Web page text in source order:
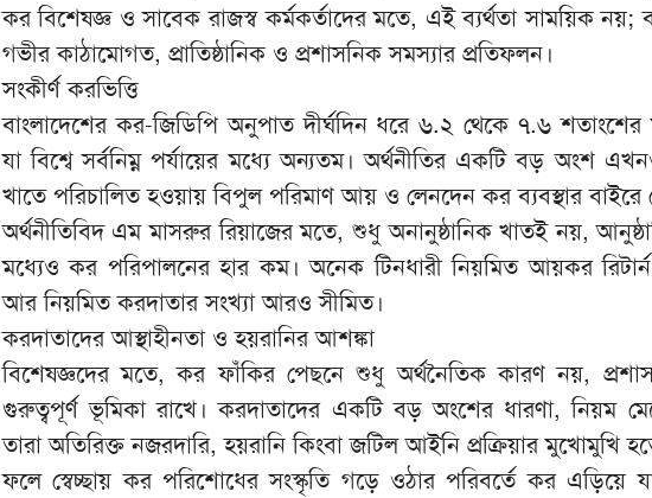
কর বিশেষজ্ঞ ও সাবেক রাজস্ব কর্মকর্তাদের মতে, এই ব্যর্থতা সাময়িক নয়;
গভীর কাঠামোগত, প্রাতিষ্ঠানিক ও প্রশাসনিক সমস্যার প্রতিফলন।
সংকীর্ণ করভিত্তি
বাংলাদেশের কর-জিডিপি অনুপাত দীর্ঘদিন ধরে ৬.২ থেকে ৭.৬ শতাংশের
যা বিশ্বে সর্বনিম্ন পর্যায়ের মধ্যে অন্যতম। অর্থনীতির একটি বড় অংশ
খাতে পরিচালিত হওয়ায় বিপুল পরিমাণ আয় ও লেনদেন কর ব্যবস্থার বাইরে
অর্থনীতিবিদ এম মাসরুর রিয়াজের মতে, শুধু অনানুষ্ঠানিক খাতই নয়,
মধ্যেও কর পরিপালনের হার কম। অনেক টিনধারী নিয়মিত আয়কর
আর নিয়মিত করদাতার সংখ্যা আরও সীমিত।
করদাতাদের আস্থাহীনতা ও হয়রানির আশঙ্কা
বিশেষজ্ঞদের মতে, কর ফাঁকির পেছনে শুধু অর্থনৈতিক কারণ নয়,
গুরুত্বপূর্ণ ভূমিকা রাখে। করদাতাদের একটি বড় অংশের ধারণা, নিয়ম
তারা অতিরিক্ত নজরদারি, হয়রানি কিংবা জটিল আইনি প্রক্রিয়ার মুখোমুখি
ফলে স্বেচ্ছায় কর পরিশোধের সংস্কৃতি গড়ে ওঠার পরিবর্তে কর এড়িয়ে